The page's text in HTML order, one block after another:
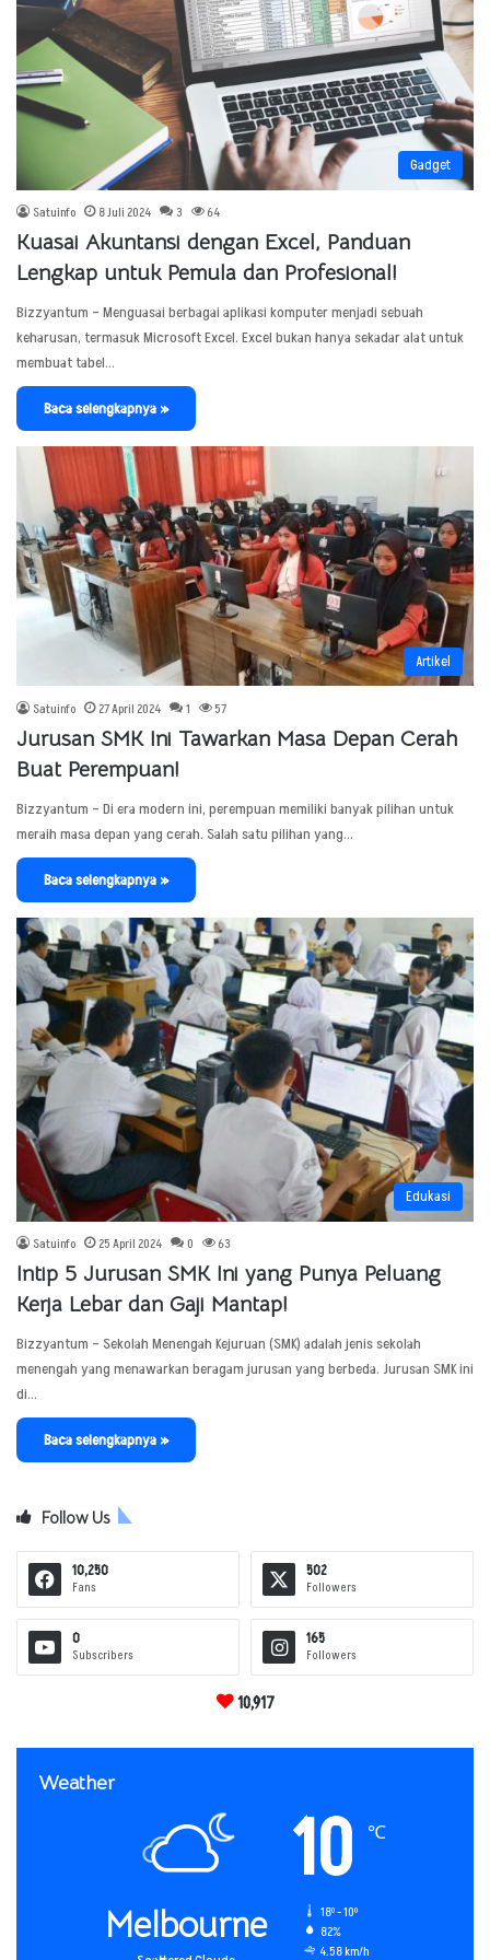
Gadget
Satuinfo 8 Juli 2024 3 64
Kuasai Akuntansi dengan Excel, Panduan
Lengkap untuk Pemula dan Profesional!
Bizzyantum – Menguasai berbagai aplikasi komputer menjadi sebuah
keharusan, termasuk Microsoft Excel. Excel bukan hanya sekadar alat untuk
membuat tabel…
Baca selengkapnya »
Artikel
Satuinfo 27 April 2024 1 57
Jurusan SMK Ini Tawarkan Masa Depan Cerah
Buat Perempuan!
Bizzyantum – Di era modern ini, perempuan memiliki banyak pilihan untuk
meraih masa depan yang cerah. Salah satu pilihan yang…
Baca selengkapnya »
Edukasi
Satuinfo 25 April 2024 0 63
Intip 5 Jurusan SMK Ini yang Punya Peluang
Kerja Lebar dan Gaji Mantap!
Bizzyantum – Sekolah Menengah Kejuruan (SMK) adalah jenis sekolah
menengah yang menawarkan beragam jurusan yang berbeda. Jurusan SMK ini
di…
Baca selengkapnya »
Follow Us
10,250
Fans
502
Followers
0
Subscribers
165
Followers
10,917
Weather
Melbourne
10 ℃
18º - 10º
82%
4.58 km/h